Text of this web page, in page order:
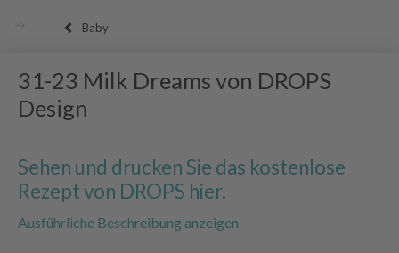
Baby
31-23 Milk Dreams von DROPS
Design
Sehen und drucken Sie das kostenlose
Rezept von DROPS hier.
Ausführliche Beschreibung anzeigen